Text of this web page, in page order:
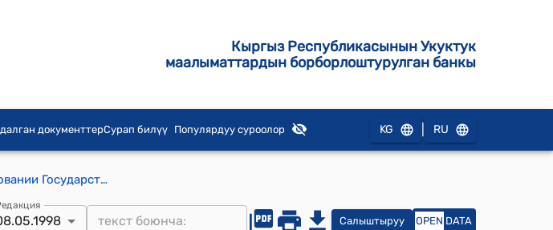
Кыргыз Республикасынын Укуктук
маалыматтардын борборлоштурулган банкы
документтерСурап билүү Популярдуу суроолор KG RU
Указ Президента КР от 4 ноября 1997 года УП N 306 "Об образовании Государственной комиссии по погашению задолженностей по уплате страховых взносов в Социальный фонд при Правительстве Кыргызской Республики"
Салыштыруу OPEN DATA